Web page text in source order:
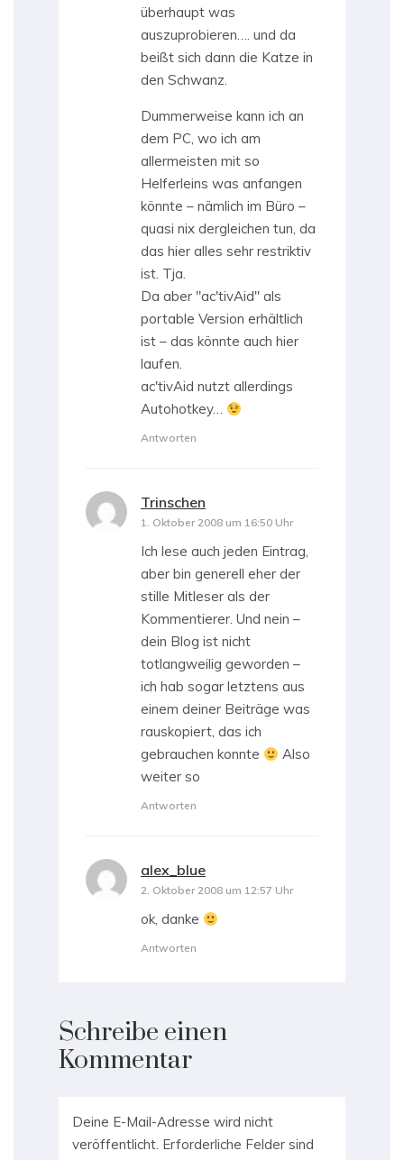
überhaupt was
auszuprobieren…. und da
beißt sich dann die Katze in
den Schwanz.
Dummerweise kann ich an
dem PC, wo ich am
allermeisten mit so
Helferleins was anfangen
könnte – nämlich im Büro –
quasi nix dergleichen tun, da
das hier alles sehr restriktiv
ist. Tja.
Da aber "ac'tivAid" als
portable Version erhältlich
ist – das könnte auch hier
laufen.
ac'tivAid nutzt allerdings
Autohotkey…
Antworten
Trinschen
1. Oktober 2008 um 16:50 Uhr
Ich lese auch jeden Eintrag,
aber bin generell eher der
stille Mitleser als der
Kommentierer. Und nein –
dein Blog ist nicht
totlangweilig geworden –
ich hab sogar letztens aus
einem deiner Beiträge was
rauskopiert, das ich
gebrauchen konnte
Also
weiter so
Antworten
alex_blue
2. Oktober 2008 um 12:57 Uhr
ok, danke
Antworten
Schreibe einen
Kommentar
Deine E-Mail-Adresse wird nicht
veröffentlicht. Erforderliche Felder sind